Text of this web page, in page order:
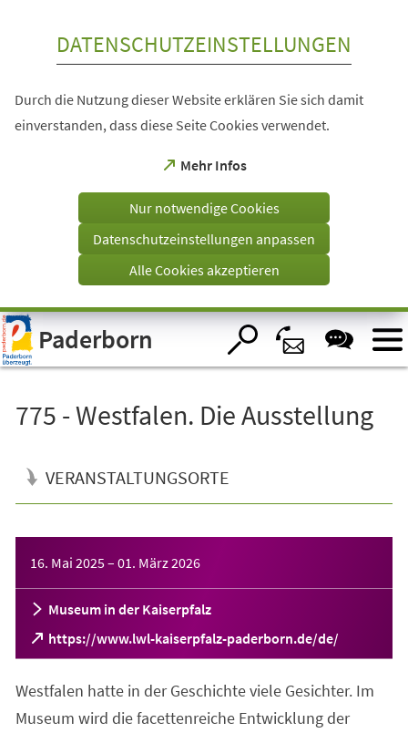
Visuelle
Assistenzsoftware
öffnen.
DATENSCHUTZEINSTELLUNGEN
Durch die Nutzung dieser Website erklären Sie sich damit
einverstanden, dass diese Seite Cookies verwendet.
Mehr Infos
(Öffnet
einem
Tab)
Nur notwendige Cookies
Datenschutzeinstellungen anpassen
Alle Cookies akzeptieren
Paderborn
775 - Westfalen. Die Ausstellung
VERANSTALTUNGSORTE
16. Mai 2025– 01. März 2026
Museum in der Kaiserpfalz
https://www.lwl-kaiserpfalz-paderborn.de/de/
(Öffnet
in
neuen
Westfalen hatte in der Geschichte viele Gesichter. Im
Museum wird die facettenreiche Entwicklung der